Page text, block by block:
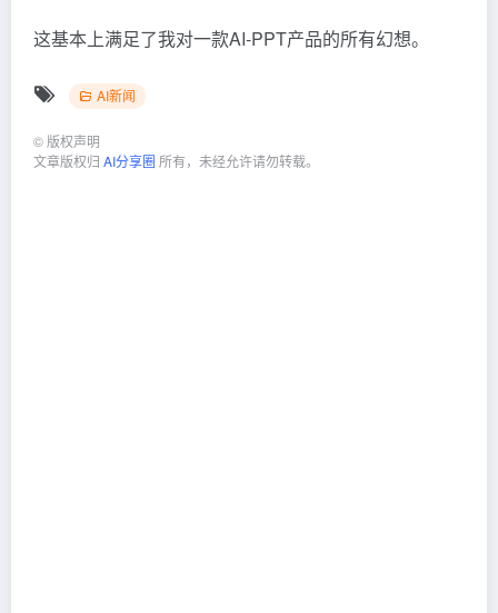
这基本上满足了我对一款AI-PPT产品的所有幻想。
AI新闻
©版权声明
文章版权归 AI分享圈 所有，未经允许请勿转载。